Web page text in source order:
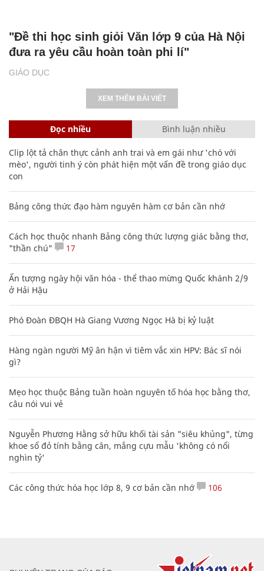
GIÁO DỤC
"Đề thi học sinh giỏi Văn lớp 9 của Hà Nội
đưa ra yêu cầu hoàn toàn phi lí"
XEM THÊM BÀI VIẾT
Đọc nhiều Bình luận nhiều
Clip lột tả chân thực cảnh anh trai và em gái như 'chó với
mèo', người tinh ý còn phát hiện một vấn đề trong giáo dục
con
Bảng công thức đạo hàm nguyên hàm cơ bản cần nhớ
Cách học thuộc nhanh Bảng công thức lượng giác bằng thơ,
"thần chú"
17
Ấn tượng ngày hội văn hóa - thể thao mừng Quốc khánh 2/9
ở Hải Hậu
Phó Đoàn ĐBQH Hà Giang Vương Ngọc Hà bị kỷ luật
Hàng ngàn người Mỹ ân hận vì tiêm vắc xin HPV: Bác sĩ nói
gì?
Mẹo học thuộc Bảng tuần hoàn nguyên tố hóa học bằng thơ,
câu nói vui vẻ
Nguyễn Phương Hằng sở hữu khối tài sản "siêu khủng", từng
khoe sổ đỏ tính bằng cân, mắng cựu mẫu 'không có nổi
nghìn tỷ'
Các công thức hóa học lớp 8, 9 cơ bản cần nhớ 106